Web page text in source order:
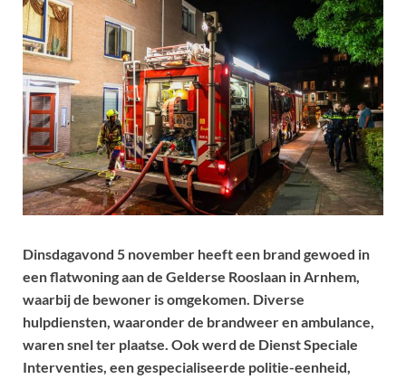
Dinsdagavond 5 november heeft een brand gewoed in
een flatwoning aan de Gelderse Rooslaan in Arnhem,
waarbij de bewoner is omgekomen. Diverse
hulpdiensten, waaronder de brandweer en ambulance,
waren snel ter plaatse. Ook werd de Dienst Speciale
Interventies, een gespecialiseerde politie-eenheid,